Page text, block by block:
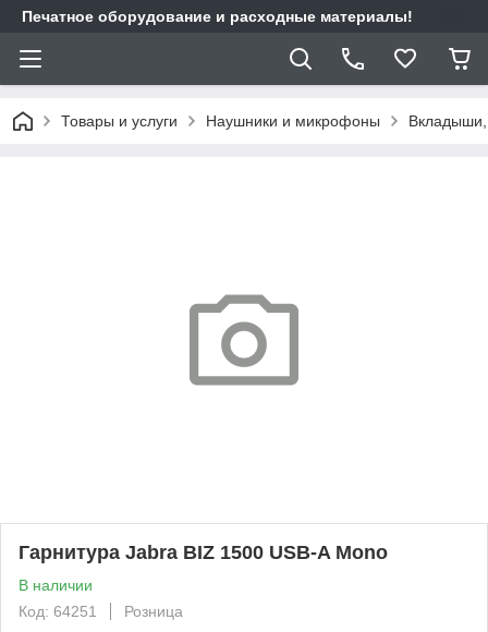
Печатное оборудование и расходные материалы!
Товары и услуги Наушники и микрофоны Вкладыши,
Гарнитура Jabra BIZ 1500 USB-A Mono
В наличии
Код: 64251
Розница